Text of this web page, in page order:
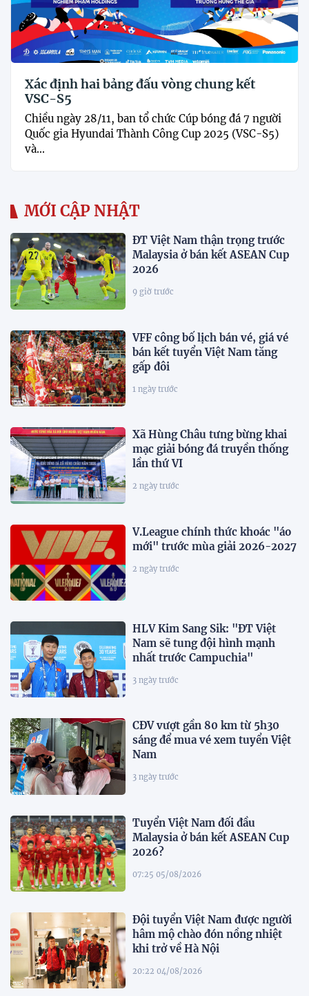
Xác định hai bảng đấu vòng chung kết
VSC-S5
Chiều ngày 28/11, ban tổ chức Cúp bóng đá 7 người
Quốc gia Hyundai Thành Công Cup 2025 (VSC-S5)
và...
MỚI CẬP NHẬT
ĐT Việt Nam thận trọng trước
Malaysia ở bán kết ASEAN Cup
2026
9 giờ trước
VFF công bố lịch bán vé, giá vé
bán kết tuyển Việt Nam tăng
gấp đôi
1 ngày trước
Xã Hùng Châu tưng bừng khai
mạc giải bóng đá truyền thống
lần thứ VI
2 ngày trước
V.League chính thức khoác "áo
mới" trước mùa giải 2026-2027
2 ngày trước
HLV Kim Sang Sik: "ĐT Việt
Nam sẽ tung đội hình mạnh
nhất trước Campuchia"
3 ngày trước
CĐV vượt gần 80 km từ 5h30
sáng để mua vé xem tuyển Việt
Nam
3 ngày trước
Tuyển Việt Nam đối đầu
Malaysia ở bán kết ASEAN Cup
2026?
07:25 05/08/2026
Đội tuyển Việt Nam được người
hâm mộ chào đón nồng nhiệt
khi trở về Hà Nội
20:22 04/08/2026